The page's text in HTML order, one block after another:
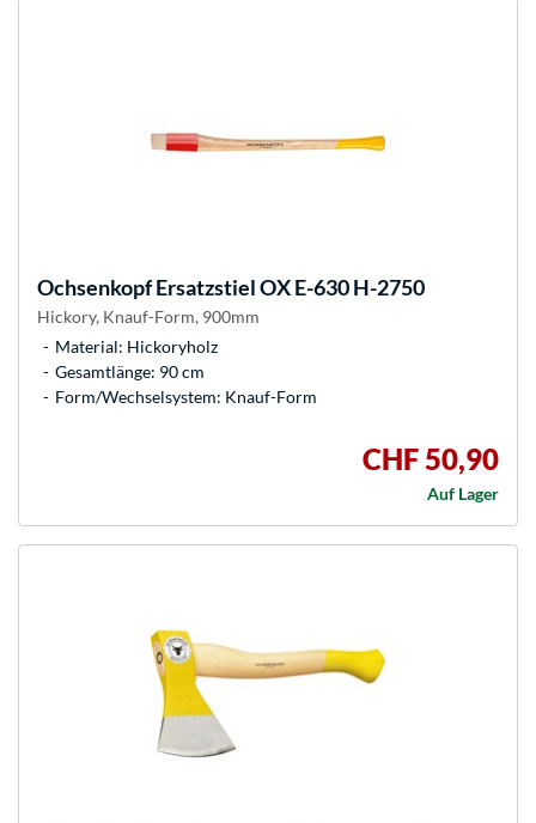
OchsenkopfErsatzstiel OX E-630 H-2750
Hickory, Knauf-Form, 900mm
Material: Hickoryholz
Gesamtlänge: 90 cm
Form/Wechselsystem: Knauf-Form
CHF 50,90
Auf Lager